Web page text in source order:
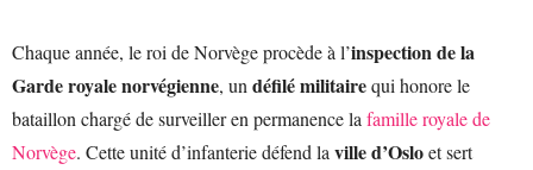
Chaque année, le roi de Norvège procède à l’inspection de la
Garde royale norvégienne, un défilé militairequi honore le
bataillon chargé de surveiller en permanence la famille royale de
Norvège. Cette unité d’infanterie défend la ville d’Osloet sert